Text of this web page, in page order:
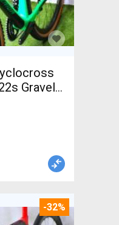
Gravel /
ELADÓ
-32%